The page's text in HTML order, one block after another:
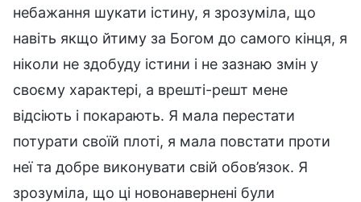
небажання шукати істину, я зрозуміла, що
навіть якщо йтиму за Богом до самого кінця, я
ніколи не здобуду істини і не зазнаю змін у
своєму характері, а врешті-решт мене
відсіють і покарають. Я мала перестати
потурати своїй плоті, я мала повстати проти
неї та добре виконувати свій обов’язок. Я
зрозуміла, що ці новонавернені були